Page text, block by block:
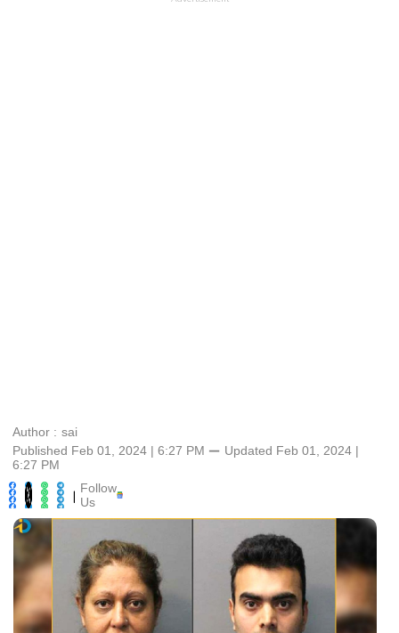
Author : sai
Published Feb 01, 2024 | 6:27 PM ⚊ Updated Feb 01, 2024 |
6:27 PM
| Follow
Us